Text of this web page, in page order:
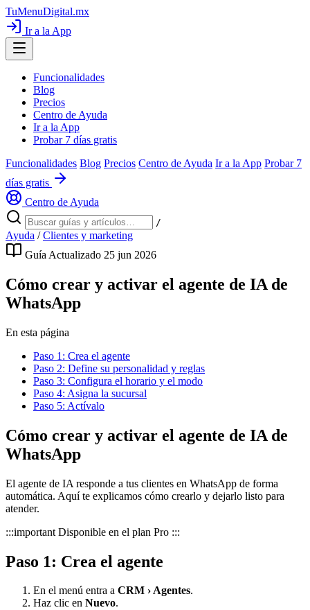
TuMenuDigital.mx
Ir a la App
Funcionalidades
Blog
Precios
Centro de Ayuda
Ir a la App
Probar 7 días gratis
Funcionalidades Blog Precios Centro de Ayuda Ir a la App Probar 7
días gratis
Centro de Ayuda
/
Ayuda / Clientes y marketing
Guía Actualizado 25 jun 2026
Cómo crear y activar el agente de IA de
WhatsApp
En esta página
Paso 1: Crea el agente
Paso 2: Define su personalidad y reglas
Paso 3: Configura el horario y el modo
Paso 4: Asigna la sucursal
Paso 5: Actívalo
Cómo crear y activar el agente de IA de
WhatsApp
El agente de IA responde a tus clientes en WhatsApp de forma
automática. Aquí te explicamos cómo crearlo y dejarlo listo para
atender.
:::important Disponible en el plan Pro :::
Paso 1: Crea el agente
En el menú entra a CRM › Agentes.
Haz clic en Nuevo.